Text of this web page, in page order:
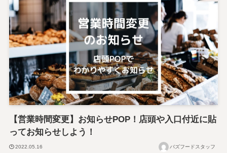
【営業時間変更】お知らせPOP！店頭や入口付近に貼
ってお知らせしよう！
2022.05.16 バズフードスタッフ